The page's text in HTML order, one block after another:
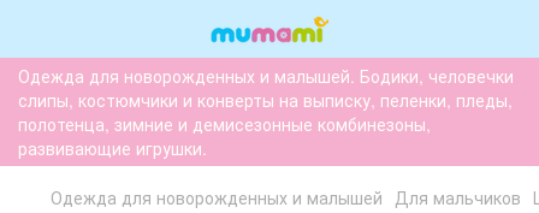
Одежда для новорожденных и малышей. Бодики, человечки
слипы, костюмчики и конверты на выписку, пеленки, пледы,
полотенца, зимние и демисезонные комбинезоны,
развивающие игрушки.
Одежда для новорожденных и малышей Для мальчиков